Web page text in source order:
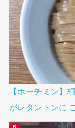
【ホーチミン】
がレタントンに